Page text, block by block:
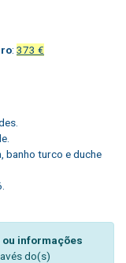
: 373 €
banho turco e duche
informações
do(s)